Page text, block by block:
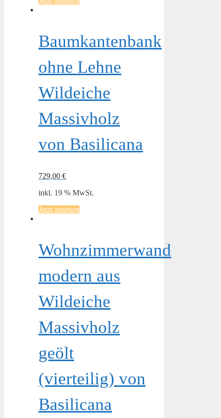
Baumkantenbank
ohne Lehne
Wildeiche
Massivholz
von Basilicana
729,00 €
inkl. 19 % MwSt.
Jetzt ansehen
Wohnzimmerwand
modern aus
Wildeiche
Massivholz
geölt
(vierteilig) von
Basilicana